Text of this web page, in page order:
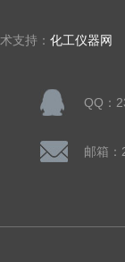
支持： 化工仪器网
QQ：
邮箱